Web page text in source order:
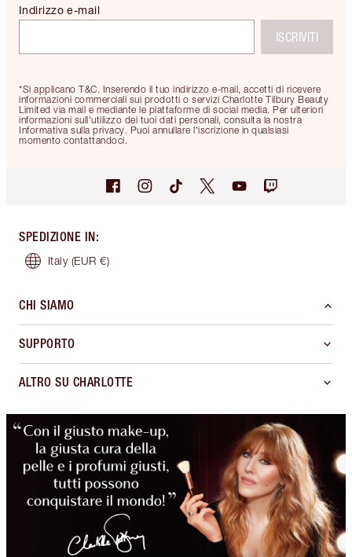
*Si applicano T&C. Inserendo il tuo indirizzo e-mail, accetti di ricevere
informazioni commerciali sui prodotti o servizi Charlotte Tilbury Beauty
Limited via mail e mediante le piattaforme di social media. Per ulteriori
informazioni sull'utilizzo dei tuoi dati personali, consulta la nostra
Informativa sulla privacy. Puoi annullare l'iscrizione in qualsiasi
momento contattandoci.
Indirizzo e-mail
ISCRIVITI
SPEDIZIONE IN :
Italy (EUR €)
CHI SIAMO
SUPPORTO
ALTRO SU CHARLOTTE